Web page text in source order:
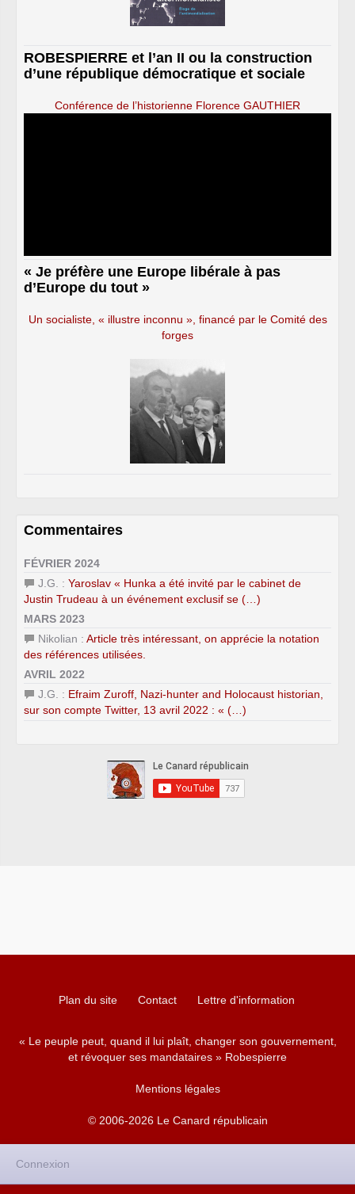
ROBESPIERRE et l’an II ou la construction
d’une république démocratique et sociale
Conférence de l’historienne Florence GAUTHIER
« Je préfère une Europe libérale à pas
d’Europe du tout »
Un socialiste, « illustre inconnu », financé par le Comité des
forges
Commentaires
FÉVRIER 2024
J.G. : Yaroslav « Hunka a été invité par le cabinet de
Justin Trudeau à un événement exclusif se (…)
MARS 2023
Nikolian : Article très intéressant, on apprécie la notation
des références utilisées.
AVRIL 2022
J.G. : Efraim Zuroff, Nazi-hunter and Holocaust historian,
sur son compte Twitter, 13 avril 2022 : « (…)
Plan du site Contact Lettre d'information
« Le peuple peut, quand il lui plaît, changer son gouvernement,
et révoquer ses mandataires » Robespierre
Mentions légales
© 2006-2026 Le Canard républicain
Connexion